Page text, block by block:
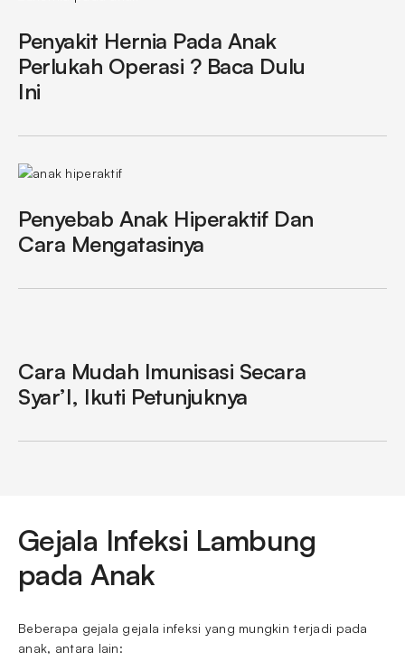
Penyakit Hernia Pada Anak
Perlukah Operasi ? Baca Dulu
Ini
Penyebab Anak Hiperaktif Dan
Cara Mengatasinya
Cara Mudah Imunisasi Secara
Syar’I, Ikuti Petunjuknya
Gejala Infeksi Lambung
pada Anak
Beberapa gejala gejala infeksi yang mungkin terjadi pada
anak, antara lain: